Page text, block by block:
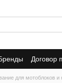
Договор
для мотоблоков и